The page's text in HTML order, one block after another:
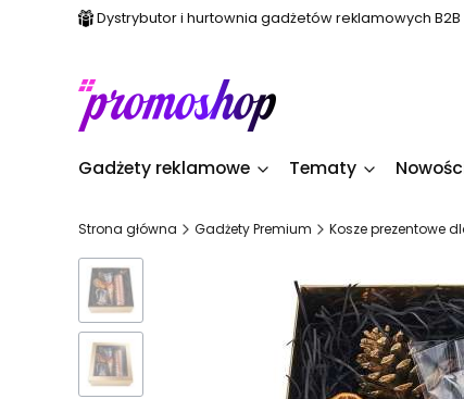
Dystrybutor i hurtownia gadżetów reklamowych B2B
Gadżety reklamowe Tematy
Strona główna Gadżety Premium Kosze prezentowe